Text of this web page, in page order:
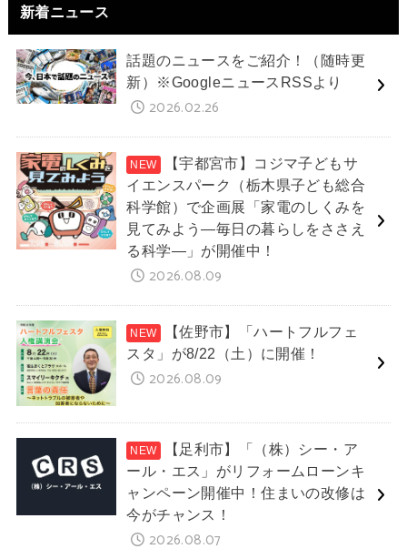
新着ニュース
話題のニュースをご紹介！（随時更
新）※GoogleニュースRSSより
2026.02.26
【宇都宮市】コジマ子どもサ
イエンスパーク（栃木県子ども総合
科学館）で企画展「家電のしくみを
見てみよう―毎日の暮らしをささえ
る科学―」が開催中！
2026.08.09
【佐野市】「ハートフルフェ
スタ」が8/22（土）に開催！
2026.08.09
【足利市】「（株）シー・ア
ール・エス」がリフォームローンキ
ャンペーン開催中！住まいの改修は
今がチャンス！
2026.08.07